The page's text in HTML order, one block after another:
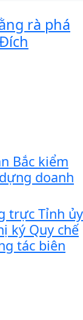
rà phá
Bắc kiểm
doanh
trực Tỉnh ủy
ký Quy chế
tác biên